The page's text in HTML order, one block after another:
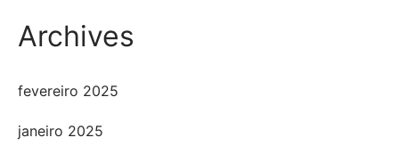
Archives
fevereiro 2025
janeiro 2025